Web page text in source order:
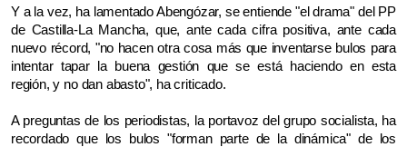
Y a la vez, ha lamentado Abengózar, se entiende "el drama" del PP
de Castilla-La Mancha, que, ante cada cifra positiva, ante cada
nuevo récord, "no hacen otra cosa más que inventarse bulos para
intentar tapar la buena gestión que se está haciendo en esta
región, y no dan abasto", ha criticado.
A preguntas de los periodistas, la portavoz del grupo socialista, ha
recordado que los bulos "forman parte de la dinámica" de los